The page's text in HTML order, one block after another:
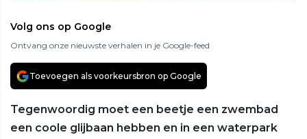
Volg ons op Google
Ontvang onze nieuwste verhalen in je Google-feed
Toevoegen als voorkeursbron op Google
Tegenwoordig moet een beetje een zwembad
een coole glijbaan hebben en in een waterpark